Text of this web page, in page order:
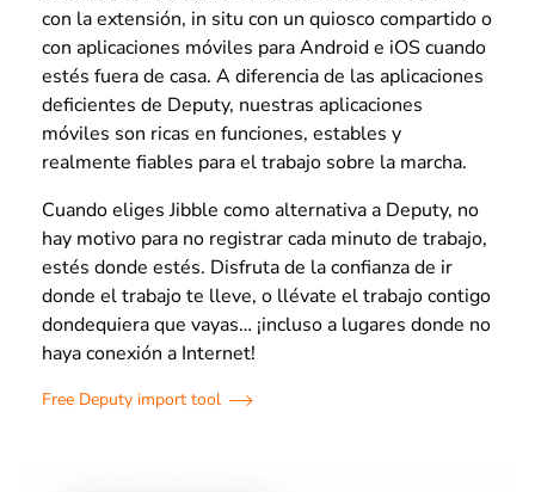
con la extensión, in situ con un quiosco compartido o
con aplicaciones móviles para Android e iOS cuando
estés fuera de casa. A diferencia de las aplicaciones
deficientes de Deputy, nuestras aplicaciones
móviles son ricas en funciones, estables y
realmente fiables para el trabajo sobre la marcha.
Cuando eliges Jibble como alternativa a Deputy, no
hay motivo para no registrar cada minuto de trabajo,
estés donde estés. Disfruta de la confianza de ir
donde el trabajo te lleve, o llévate el trabajo contigo
dondequiera que vayas… ¡incluso a lugares donde no
haya conexión a Internet!
Free Deputy import tool